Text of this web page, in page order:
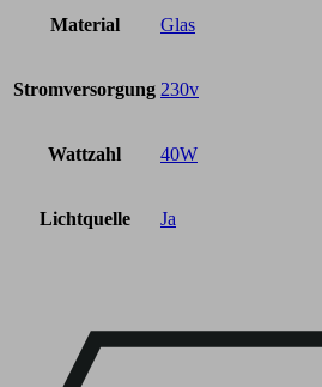
Material Glas
Stromversorgung 230v
Wattzahl 40W
Lichtquelle Ja